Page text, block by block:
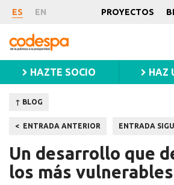
Noticia
ES EN PROYECTOS
CODESPA
HAZTE SOCIO HAZ
↑ BLOG
Navegación
de
entradas
ENTRADA ANTERIOR ENTRADA
Un desarrollo que
los más vulnerables